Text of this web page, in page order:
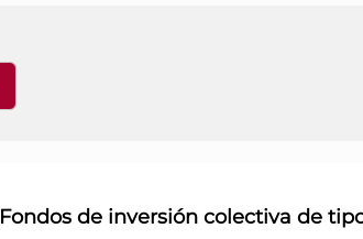
Fondos de inversión colectiva de